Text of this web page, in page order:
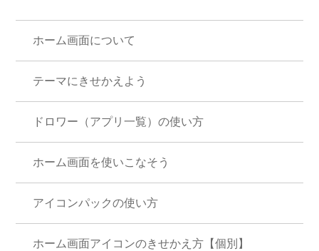
ホーム画面について
テーマにきせかえよう
ドロワー（アプリ一覧）の使い方
ホーム画面を使いこなそう
アイコンパックの使い方
ホーム画面アイコンのきせかえ方【個別】